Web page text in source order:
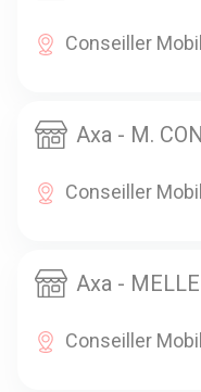
Conseiller
Axa - M.
Conseiller
Axa -
Conseiller